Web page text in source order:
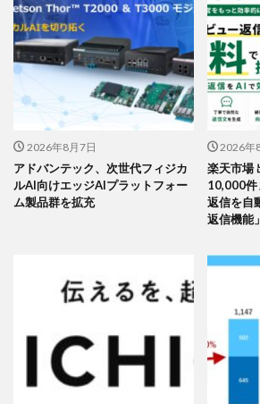
2026年8月7日
アドバンテック、次世代フィジカ
ルAI向けエッジAIプラットフォー
ム製品群を拡充
2026年
楽天市場
10,000件
返信を自
返信機能